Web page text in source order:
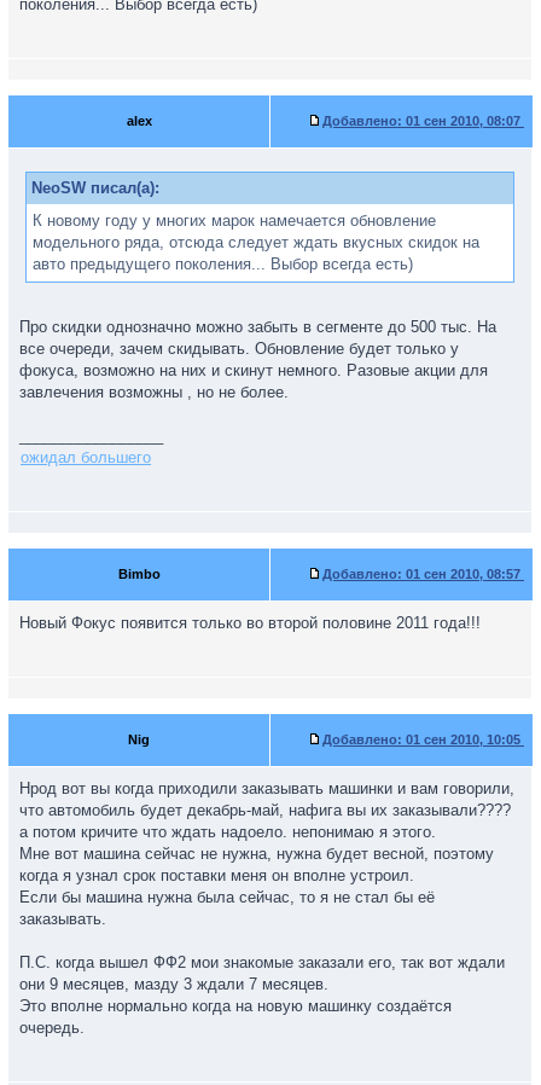
поколения... Выбор всегда есть)
alex Добавлено: 01 сен 2010, 08:07
NeoSW писал(а):
К новому году у многих марок намечается обновление
модельного ряда, отсюда следует ждать вкусных скидок на
авто предыдущего поколения... Выбор всегда есть)
Про скидки однозначно можно забыть в сегменте до 500 тыс. На
все очереди, зачем скидывать. Обновление будет только у
фокуса, возможно на них и скинут немного. Разовые акции для
завлечения возможны , но не более.
ожидал большего
Bimbo Добавлено: 01 сен 2010, 08:57
Новый Фокус появится только во второй половине 2011 года!!!
Nig Добавлено: 01 сен 2010, 10:05
Нрод вот вы когда приходили заказывать машинки и вам говорили,
что автомобиль будет декабрь-май, нафига вы их заказывали????
а потом кричите что ждать надоело. непонимаю я этого.
Мне вот машина сейчас не нужна, нужна будет весной, поэтому
когда я узнал срок поставки меня он вполне устроил.
Если бы машина нужна была сейчас, то я не стал бы её
заказывать.
П.С. когда вышел ФФ2 мои знакомые заказали его, так вот ждали
они 9 месяцев, мазду 3 ждали 7 месяцев.
Это вполне нормально когда на новую машинку создаётся
очередь.